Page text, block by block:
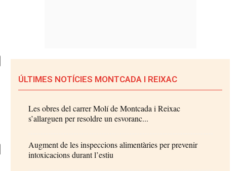
ÚLTIMES NOTÍCIES MONTCADA I REIXAC
Les obres del carrer Molí de Montcada i Reixac
s’allarguen per resoldre un esvoranc...
Augment de les inspeccions alimentàries per prevenir
intoxicacions durant l’estiu